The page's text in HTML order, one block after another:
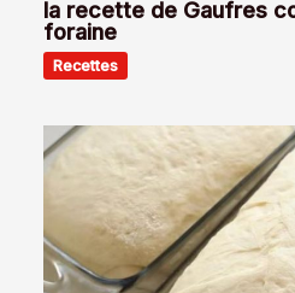
la recette de Gaufres
foraine
Recettes